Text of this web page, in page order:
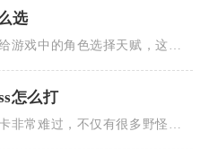
选
游戏中的角色选择天赋，这些
怎么打
非常难过，不仅有很多野怪，